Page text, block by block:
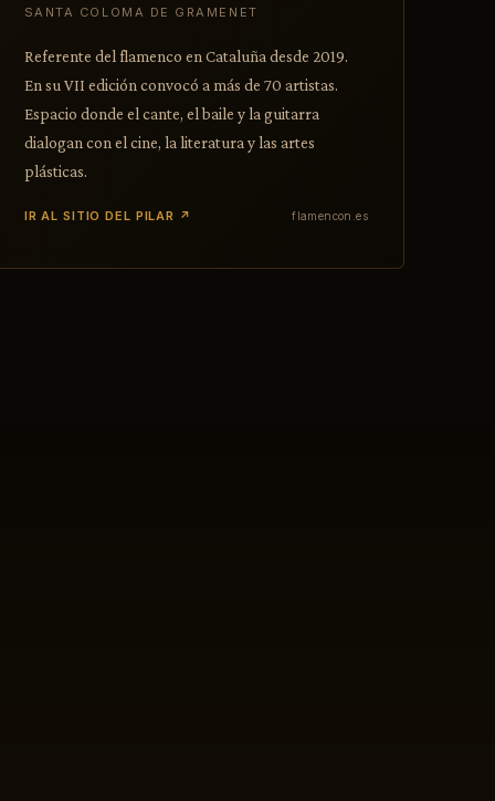
SANTA COLOMA DE GRAMENET
Referente del flamenco en Cataluña desde 2019.
En su VII edición convocó a más de 70 artistas.
Espacio donde el cante, el baile y la guitarra
dialogan con el cine, la literatura y las artes
plásticas.
IR AL SITIO DEL PILAR ↗ flamencon.es